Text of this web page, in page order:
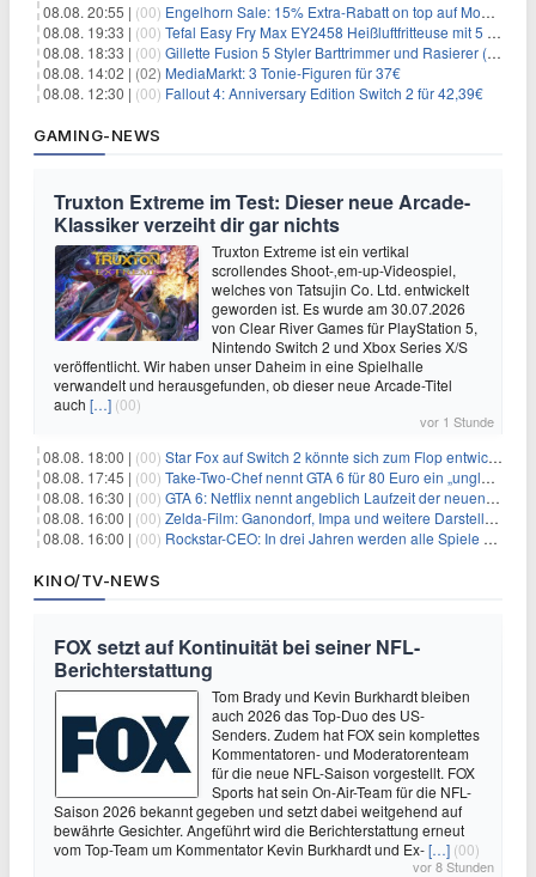
08.08. 20:55 | (00) Engelhorn Sale: 15% Extra-Rabatt on top auf Mode- und Sport-Artikel
08.08. 19:33 | (00) Tefal Easy Fry Max EY2458 Heißluftfritteuse mit 5 Litern für 64,99€
08.08. 18:33 | (00) Gillette Fusion 5 Styler Barttrimmer und Rasierer (All in One) für 16€
08.08. 14:02 | (02) MediaMarkt: 3 Tonie-Figuren für 37€
08.08. 12:30 | (00) Fallout 4: Anniversary Edition Switch 2 für 42,39€
GAMING-NEWS
Truxton Extreme im Test: Dieser neue Arcade-
Klassiker verzeiht dir gar nichts
Truxton Extreme ist ein vertikal
scrollendes Shoot-‚em-up-Videospiel,
welches von Tatsujin Co. Ltd. entwickelt
geworden ist. Es wurde am 30.07.2026
von Clear River Games für PlayStation 5,
Nintendo Switch 2 und Xbox Series X/S
veröffentlicht. Wir haben unser Daheim in eine Spielhalle
verwandelt und herausgefunden, ob dieser neue Arcade-Titel
auch […] (00)
vor 1 Stunde
08.08. 18:00 | (00) Star Fox auf Switch 2 könnte sich zum Flop entwickeln
08.08. 17:45 | (00) Take-Two-Chef nennt GTA 6 für 80 Euro ein „unglaubliches Schnäppchen“
08.08. 16:30 | (00) GTA 6: Netflix nennt angeblich Laufzeit der neuen Gameplay-Präsentation
08.08. 16:00 | (00) Zelda-Film: Ganondorf, Impa und weitere Darsteller sollen feststehen
08.08. 16:00 | (00) Rockstar-CEO: In drei Jahren werden alle Spiele gestreamt
KINO/TV-NEWS
FOX setzt auf Kontinuität bei seiner NFL-
Berichterstattung
Tom Brady und Kevin Burkhardt bleiben
auch 2026 das Top-Duo des US-
Senders. Zudem hat FOX sein komplettes
Kommentatoren- und Moderatorenteam
für die neue NFL-Saison vorgestellt. FOX
Sports hat sein On-Air-Team für die NFL-
Saison 2026 bekannt gegeben und setzt dabei weitgehend auf
bewährte Gesichter. Angeführt wird die Berichterstattung erneut
vom Top-Team um Kommentator Kevin Burkhardt und Ex-[…] (00)
vor 8 Stunden